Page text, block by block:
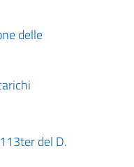
delle
del D.